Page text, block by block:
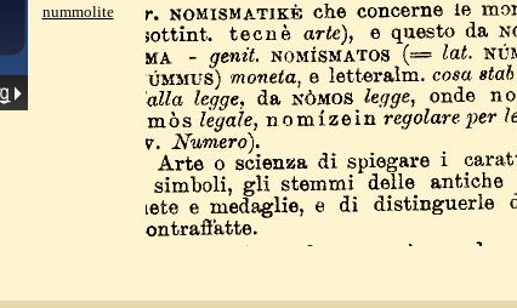
nummolite